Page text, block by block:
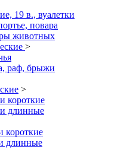
19 в., вуалетки
повара
животных
>
раф, брыжи
>
короткие
длинные
короткие
длинные